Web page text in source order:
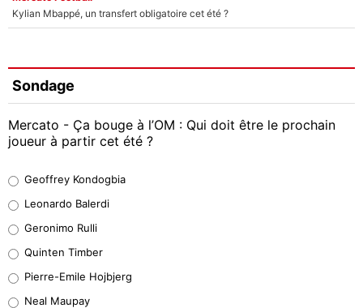
Kylian Mbappé, un transfert obligatoire cet été ?
Sondage
Mercato - Ça bouge à l’OM : Qui doit être le prochain
joueur à partir cet été ?
38%
32%
5%
Geoffrey Kondogbia
Leonardo Balerdi
Geronimo Rulli
Quinten Timber
Pierre-Emile Hojbjerg
Neal Maupay